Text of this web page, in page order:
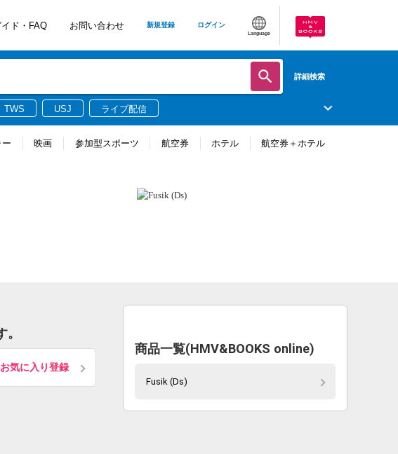
イド・FAQ お問い合わせ 新規登録 ログイン
Language
詳細検索
TWS USJ ライブ配信
ー 映画 参加型スポーツ 航空券 ホテル 航空券＋ホテル
お気に入り登録
商品一覧(HMV&BOOKS online)
Fusik (Ds)